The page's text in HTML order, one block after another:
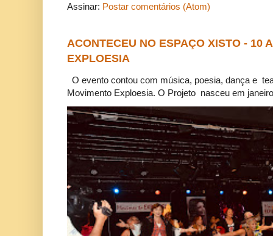
Assinar: Postar comentários (Atom)
ACONTECEU NO ESPAÇO XISTO - 10
EXPLOESIA
O evento contou com música, poesia, dança e
Movimento Exploesia. O Projeto nasceu em